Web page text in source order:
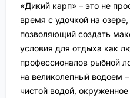
«Дикий карп» – это не
время с удочкой на
позволяющий создать
условия для отдыха как
профессионалов рыбной
на великолепный водоем
чистой водой,